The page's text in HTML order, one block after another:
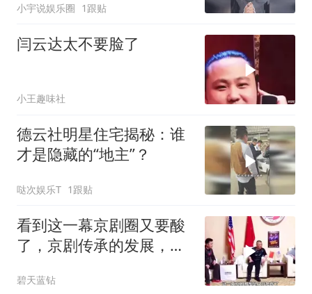
小宇说娱乐圈 1跟贴
闫云达太不要脸了
小王趣味社
德云社明星住宅揭秘：谁
才是隐藏的“地主”？
哒次娱乐T 1跟贴
看到这一幕京剧圈又要酸
了，京剧传承的发展，郭
碧天蓝钻